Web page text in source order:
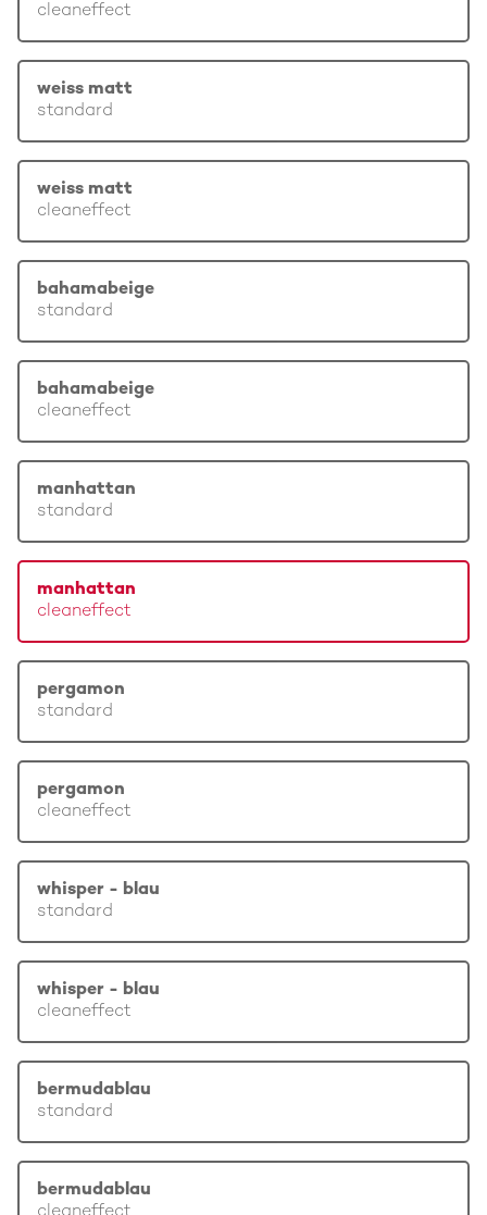
cleaneffect
weiss matt
standard
weiss matt
cleaneffect
bahamabeige
standard
bahamabeige
cleaneffect
manhattan
standard
manhattan
cleaneffect
pergamon
standard
pergamon
cleaneffect
whisper - blau
standard
whisper - blau
cleaneffect
bermudablau
standard
bermudablau